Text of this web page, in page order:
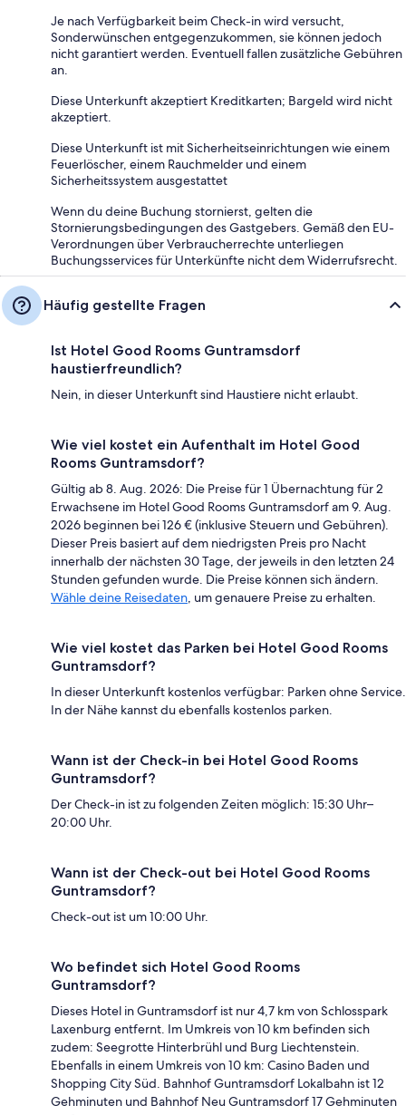
Je nach Verfügbarkeit beim Check-in wird versucht,
Sonderwünschen entgegenzukommen, sie können jedoch
nicht garantiert werden. Eventuell fallen zusätzliche Gebühren
an.
Diese Unterkunft akzeptiert Kreditkarten; Bargeld wird nicht
akzeptiert.
Diese Unterkunft ist mit Sicherheitseinrichtungen wie einem
Feuerlöscher, einem Rauchmelder und einem
Sicherheitssystem ausgestattet
Wenn du deine Buchung stornierst, gelten die
Stornierungsbedingungen des Gastgebers. Gemäß den EU-
Verordnungen über Verbraucherrechte unterliegen
Buchungsservices für Unterkünfte nicht dem Widerrufsrecht.
Häufig gestellte Fragen
Ist Hotel Good Rooms Guntramsdorf
haustierfreundlich?
Nein, in dieser Unterkunft sind Haustiere nicht erlaubt.
Wie viel kostet ein Aufenthalt im Hotel Good
Rooms Guntramsdorf?
Gültig ab 8. Aug. 2026: Die Preise für 1 Übernachtung für 2
Erwachsene im Hotel Good Rooms Guntramsdorf am 9. Aug.
2026 beginnen bei 126 € (inklusive Steuern und Gebühren).
Dieser Preis basiert auf dem niedrigsten Preis pro Nacht
innerhalb der nächsten 30 Tage, der jeweils in den letzten 24
Stunden gefunden wurde. Die Preise können sich ändern.
Wähle deine Reisedaten, um genauere Preise zu erhalten.
Wie viel kostet das Parken bei Hotel Good Rooms
Guntramsdorf?
In dieser Unterkunft kostenlos verfügbar: Parken ohne Service.
In der Nähe kannst du ebenfalls kostenlos parken.
Wann ist der Check-in bei Hotel Good Rooms
Guntramsdorf?
Der Check-in ist zu folgenden Zeiten möglich: 15:30 Uhr–
20:00 Uhr.
Wann ist der Check-out bei Hotel Good Rooms
Guntramsdorf?
Check-out ist um 10:00 Uhr.
Wo befindet sich Hotel Good Rooms
Guntramsdorf?
Dieses Hotel in Guntramsdorf ist nur 4,7 km von Schlosspark
Laxenburg entfernt. Im Umkreis von 10 km befinden sich
zudem: Seegrotte Hinterbrühl und Burg Liechtenstein.
Ebenfalls in einem Umkreis von 10 km: Casino Baden und
Shopping City Süd. Bahnhof Guntramsdorf Lokalbahn ist 12
Gehminuten und Bahnhof Neu Guntramsdorf 17 Gehminuten